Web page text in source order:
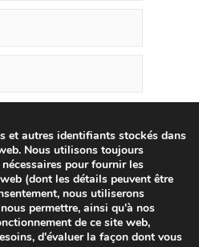
mon e-mail et mon site
mon prochain
et autres identifiants stockés dans
Nous utilisons toujours
pour fournir les
(dont les détails peuvent être
nous utiliserons
permettre, ainsi qu'à nos
de ce site web,
d'évaluer la façon dont vous